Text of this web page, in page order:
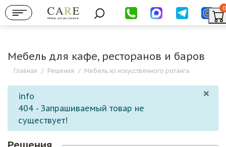
Мебель для ресторанов
0
Мебель для кафе, ресторанов и баров
Главная / Решения / Мебель из искусственного ротанга
×
info
404 - Запрашиваемый товар не
существует!